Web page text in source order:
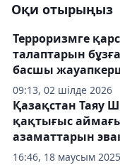
Оқи отырыңыз
09:13, 02 шілде 2026
Терроризмге
талаптарын
басшы
16:46, 18 маусым 2025
Қазақстан Таяу
қақтығыс
азаматтарын